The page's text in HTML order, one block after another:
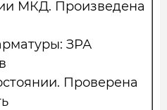
МКД. Произведена
ЗРА
Проверена